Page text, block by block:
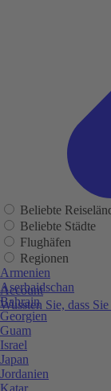
Account
Wussten Sie, dass
Beliebte
Beliebte Städte
Flughäfen
Regionen
Armenien
Aserbaidschan
Bahrain
Georgien
Guam
Israel
Japan
Jordanien
Katar